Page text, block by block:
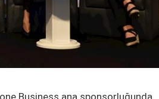
Business ana sponsorluğunda